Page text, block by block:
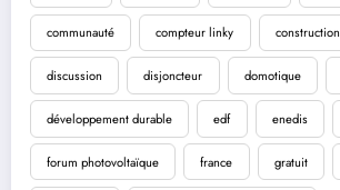
communauté compteur linky construction
discussion disjoncteur domotique
développement durable edf enedis
forum photovoltaïque france gratuit